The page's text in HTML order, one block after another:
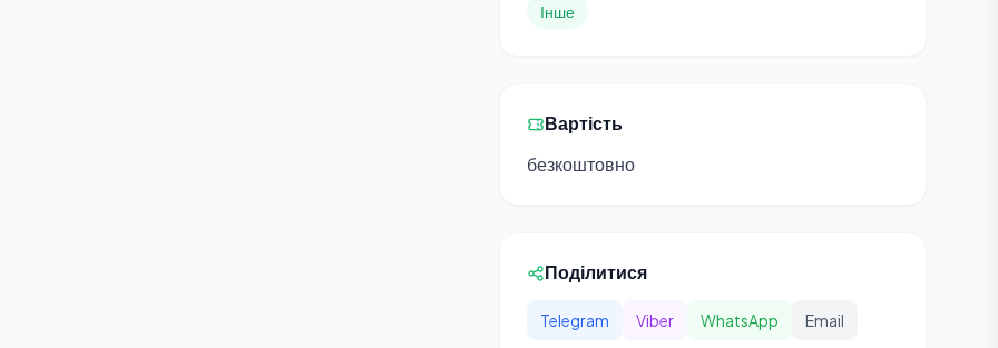
Інше
Вартість
безкоштовно
Поділитися
Telegram Viber WhatsApp Email